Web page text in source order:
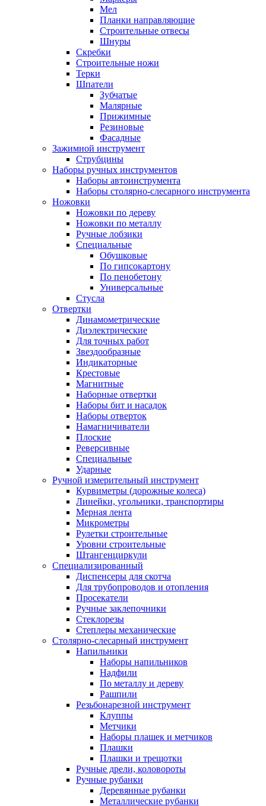
Мел
Планки направляющие
Строительные отвесы
Шнуры
Скребки
Строительные ножи
Терки
Шпатели
Зубчатые
Малярные
Прижимные
Резиновые
Фасадные
Зажимной инструмент
Струбцины
Наборы ручных инструментов
Наборы автоинструмента
Наборы столярно-слесарного инструмента
Ножовки
Ножовки по дереву
Ножовки по металлу
Ручные лобзики
Специальные
Обушковые
По гипсокартону
По пенобетону
Универсальные
Стусла
Отвертки
Динамометрические
Диэлектрические
Для точных работ
Звездообразные
Индикаторные
Крестовые
Магнитные
Наборные отвертки
Наборы бит и насадок
Наборы отверток
Намагничиватели
Плоские
Реверсивные
Специальные
Ударные
Ручной измерительный инструмент
Курвиметры (дорожные колеса)
Линейки, угольники, транспортиры
Мерная лента
Микрометры
Рулетки строительные
Уровни строительные
Штангенциркули
Специализированный
Диспенсеры для скотча
Для трубопроводов и отопления
Просекатели
Ручные заклепочники
Стеклорезы
Степлеры механические
Столярно-слесарный инструмент
Напильники
Наборы напильников
Надфили
По металлу и дереву
Рашпили
Резьбонарезной инструмент
Клуппы
Метчики
Наборы плашек и метчиков
Плашки
Плашки и трещотки
Ручные дрели, коловороты
Ручные рубанки
Деревянные рубанки
Металлические рубанки